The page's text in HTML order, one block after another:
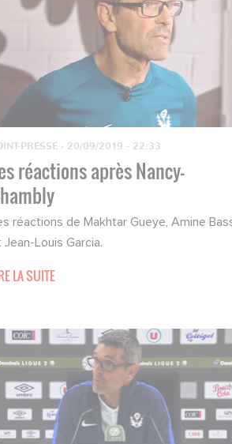
PRESSE · 20/09/2019 - 22:33
réactions après Nancy-
réactions de Makhtar Gueye, Amine
Jean-Louis Garcia.
LA SUITE